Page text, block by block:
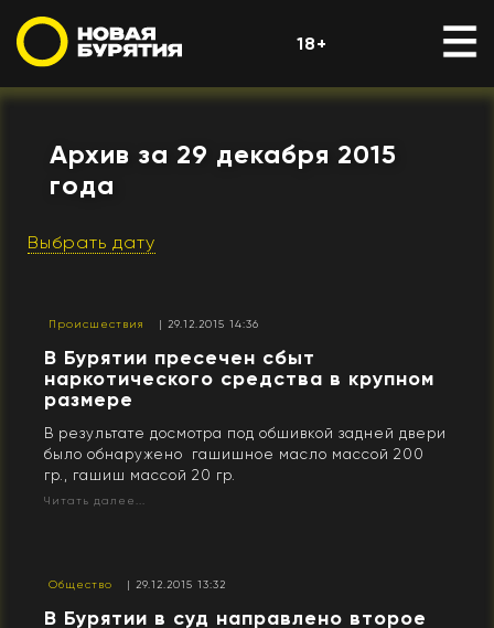
18+
Архив за 29 декабря 2015
года
Выбрать дату
Происшествия | 29.12.2015 14:36
В Бурятии пресечен сбыт
наркотического средства в крупном
размере
В результате досмотра под обшивкой задней двери
было обнаружено гашишное масло массой 200
гр., гашиш массой 20 гр.
Читать далее...
Общество | 29.12.2015 13:32
​В Бурятии в суд направлено второе